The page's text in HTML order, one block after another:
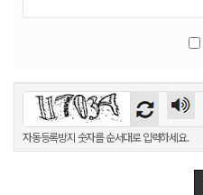
자동등록방지 숫자를 순서대로 입력하세요.